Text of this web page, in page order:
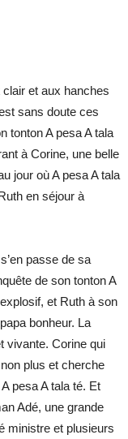
et aux hanches
sans doute ces
tonton A pesa A tala
à Corine, une belle
jour où A pesa A tala
en séjour à
passe de sa
de son tonton A
et Ruth à son
bonheur. La
vivante. Corine qui
plus et cherche
pesa A tala té. Et
Adé, une grande
ministre et plusieurs